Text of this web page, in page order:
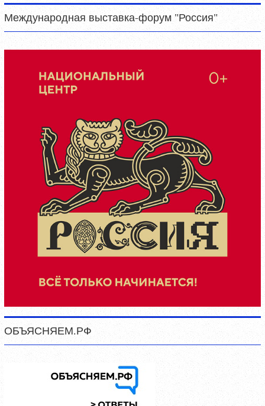
Международная выставка-форум "Россия"
ОБЪЯСНЯЕМ.РФ